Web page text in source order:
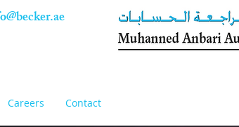
Careers Contact